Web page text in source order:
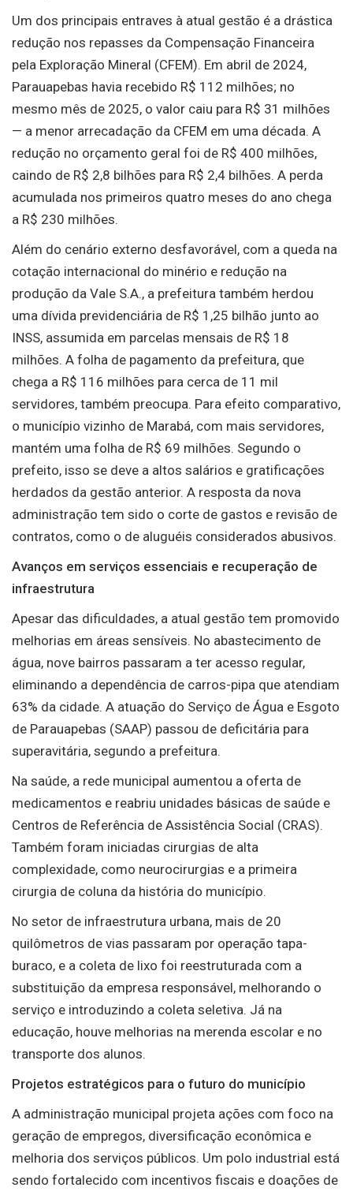
Um dos principais entraves à atual gestão é a drástica
redução nos repasses da Compensação Financeira
pela Exploração Mineral (CFEM). Em abril de 2024,
Parauapebas havia recebido R$ 112 milhões; no
mesmo mês de 2025, o valor caiu para R$ 31 milhões
— a menor arrecadação da CFEM em uma década. A
redução no orçamento geral foi de R$ 400 milhões,
caindo de R$ 2,8 bilhões para R$ 2,4 bilhões. A perda
acumulada nos primeiros quatro meses do ano chega
a R$ 230 milhões.
Além do cenário externo desfavorável, com a queda na
cotação internacional do minério e redução na
produção da Vale S.A., a prefeitura também herdou
uma dívida previdenciária de R$ 1,25 bilhão junto ao
INSS, assumida em parcelas mensais de R$ 18
milhões. A folha de pagamento da prefeitura, que
chega a R$ 116 milhões para cerca de 11 mil
servidores, também preocupa. Para efeito comparativo,
o município vizinho de Marabá, com mais servidores,
mantém uma folha de R$ 69 milhões. Segundo o
prefeito, isso se deve a altos salários e gratificações
herdados da gestão anterior. A resposta da nova
administração tem sido o corte de gastos e revisão de
contratos, como o de aluguéis considerados abusivos.
Avanços em serviços essenciais e recuperação de
infraestrutura
Apesar das dificuldades, a atual gestão tem promovido
melhorias em áreas sensíveis. No abastecimento de
água, nove bairros passaram a ter acesso regular,
eliminando a dependência de carros-pipa que atendiam
63% da cidade. A atuação do Serviço de Água e Esgoto
de Parauapebas (SAAP) passou de deficitária para
superavitária, segundo a prefeitura.
Na saúde, a rede municipal aumentou a oferta de
medicamentos e reabriu unidades básicas de saúde e
Centros de Referência de Assistência Social (CRAS).
Também foram iniciadas cirurgias de alta
complexidade, como neurocirurgias e a primeira
cirurgia de coluna da história do município.
No setor de infraestrutura urbana, mais de 20
quilômetros de vias passaram por operação tapa-
buraco, e a coleta de lixo foi reestruturada com a
substituição da empresa responsável, melhorando o
serviço e introduzindo a coleta seletiva. Já na
educação, houve melhorias na merenda escolar e no
transporte dos alunos.
Projetos estratégicos para o futuro do município
A administração municipal projeta ações com foco na
geração de empregos, diversificação econômica e
melhoria dos serviços públicos. Um polo industrial está
sendo fortalecido com incentivos fiscais e doações de